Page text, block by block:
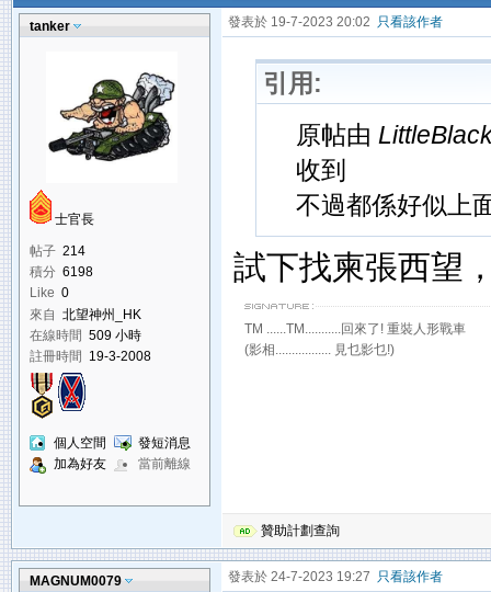
tanker
士官長
帖子 214
積分 6198
Like 0
來自 北望神州_HK
在線時間 509 小時
註冊時間
19-3-2008
個人空間
發短消息
加為好友
當前離線
發表於 19-7-2023 20:02 只看該作者
引用:
原帖由
收到
不過都係好似上
試下找柬張西望
TM ......TM...........回來了! 重裝人形戰車
(影相................. 見乜影乜!)
贊助計劃查詢
MAGNUM0079 發表於 24-7-2023 19:27 只看該作者